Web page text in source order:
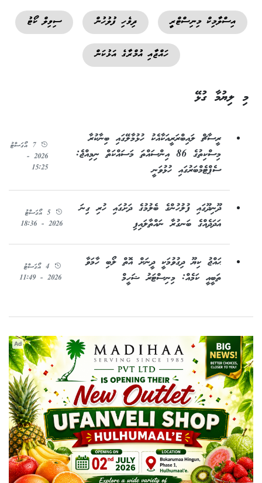
އިސްލާމިކް މިނިސްޓްރީ ދިވެހި ފުލުހުން ސިވިލް ކޯޓު
ހައްޖާއި އުމްރާގެ އަޅުކަން
މި ލިޔުމާ ގުޅޭ
ރީސާޗް ލައިބްރަރީއަކާއެކު ހުޅުމާލޭގައި ބިނާކުރާ
މިސްކިތުގެ 86 އިންސައްތަ މަސައްކަތް ނިމިއްޖެ:
ސެޕްޓެމްބަރުގައި ހުޅުވަނީ
7 އޯގަސްޓު
2026 -
15:25
ދޫނިދޫގައި ފުލުހުންގެ ބެލުމުގެ ދަށުގައި ހުރި ގިނަ
އަދަދެއްގެ ބަނގުރާ ނައްތާލައިފި
5 އޯގަސްޓު
2026 - 18:36
ޙައްޖު ކިޔޫ ދިގުވުމަކީ ދީނަށް އޮތް ލޯބި ހާމަވާ
ތަބީއީ ކަމެއް: މިނިސްޓަރު ޝަހީމް
4 އޯގަސްޓު
2026 - 11:49
Ad